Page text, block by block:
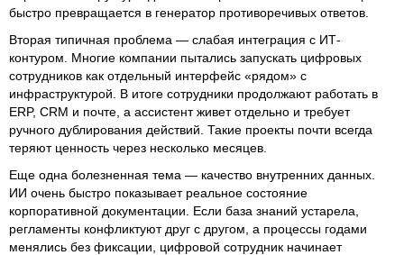
быстро превращается в генератор противоречивых ответов.
Вторая типичная проблема — слабая интеграция с ИТ-
контуром. Многие компании пытались запускать цифровых
сотрудников как отдельный интерфейс «рядом» с
инфраструктурой. В итоге сотрудники продолжают работать в
ERP, CRM и почте, а ассистент живет отдельно и требует
ручного дублирования действий. Такие проекты почти всегда
теряют ценность через несколько месяцев.
Еще одна болезненная тема — качество внутренних данных.
ИИ очень быстро показывает реальное состояние
корпоративной документации. Если база знаний устарела,
регламенты конфликтуют друг с другом, а процессы годами
менялись без фиксации, цифровой сотрудник начинает